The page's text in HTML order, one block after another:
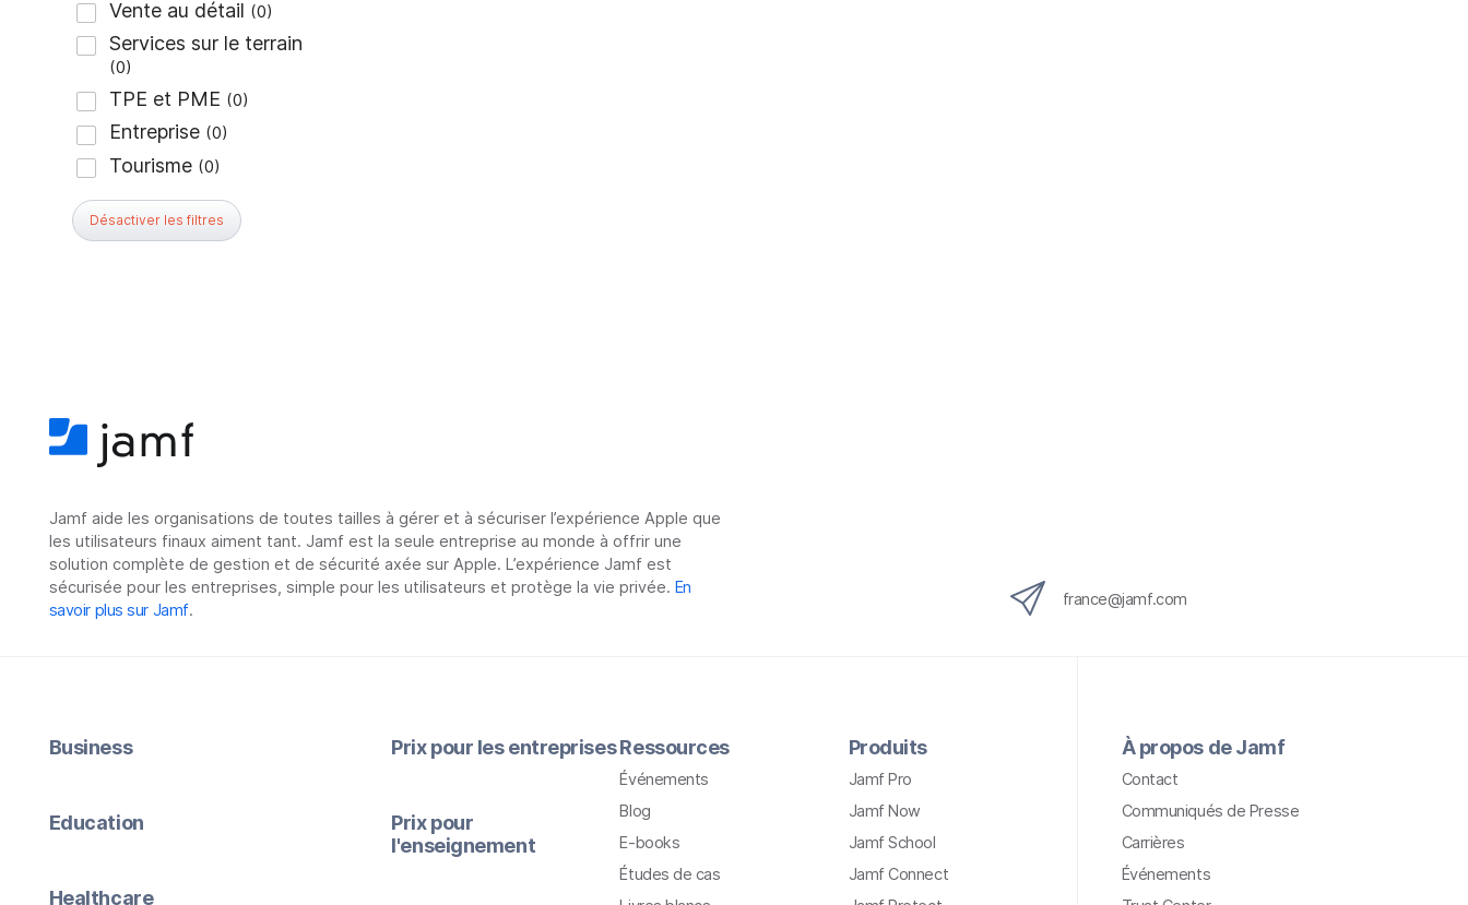
Désactiver les filtres
Jamf aide les organisations de toutes tailles à gérer et à sécuriser l’expérience Apple que
les utilisateurs finaux aiment tant. Jamf est la seule entreprise au monde à offrir une
solution complète de gestion et de sécurité axée sur Apple. L’expérience Jamf est
sécurisée pour les entreprises, simple pour les utilisateurs et protège la vie privée. En
savoir plus sur Jamf.
france@jamf.com
Business
Education
Healthcare
Prix pour les entreprises
Prix pour
l'enseignement
Ressources
Événements
Blog
E-books
Études de cas
Produits
Jamf Pro
Jamf Now
Jamf School
Jamf Connect
À propos de Jamf
Contact
Communiqués de Presse
Carrières
Événements